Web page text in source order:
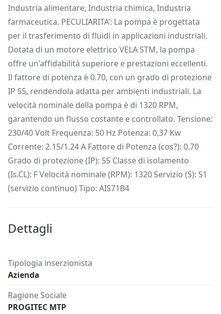
Industria alimentare, Industria chimica, Industria
farmaceutica. PECULIARITA’: La pompa è progettata
per il trasferimento di fluidi in applicazioni industriali.
Dotata di un motore elettrico VELA STM, la pompa
offre un'affidabilità superiore e prestazioni eccellenti.
Il fattore di potenza è 0.70, con un grado di protezione
IP 55, rendendola adatta per ambienti industriali. La
velocità nominale della pompa è di 1320 RPM,
garantendo un flusso costante e controllato. Tensione:
230/40 Volt Frequenza: 50 Hz Potenza: 0,37 Kw
Corrente: 2.15/1.24 A Fattore di Potenza (cos?): 0.70
Grado di protezione (IP): 55 Classe di isolamento
(Is.CL): F Velocità nominale (RPM): 1320 Servizio (S): S1
(servizio continuo) Tipo: AIS71B4
Dettagli
Tipologia inserzionista
Azienda
Ragione Sociale
PROGITEC MTP